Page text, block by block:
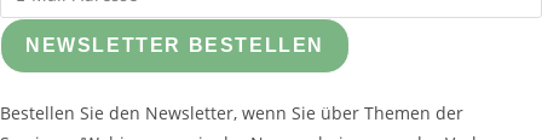
NEWSLETTER BESTELLEN
Bestellen Sie den Newsletter, wenn Sie über Themen der